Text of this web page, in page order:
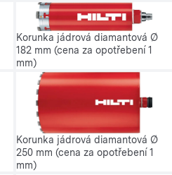
Korunka jádrová diamantová Ø
182 mm (cena za opotřebení 1
mm)
Korunka jádrová diamantová Ø
250 mm (cena za opotřebení 1
mm)